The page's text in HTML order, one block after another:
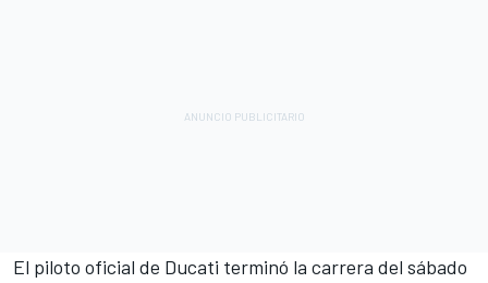
El piloto oficial de Ducati terminó la carrera del sábado